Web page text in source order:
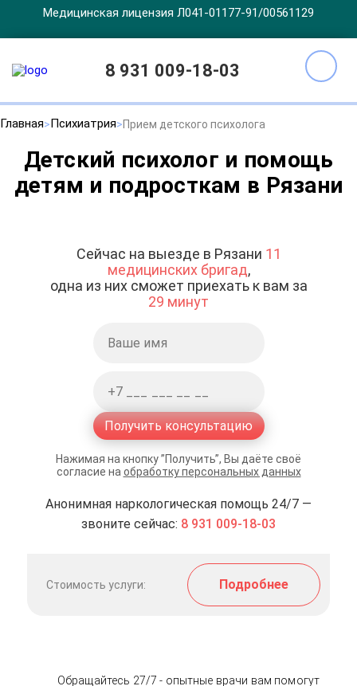
Медицинская лицензия Л041-01177-91/00561129
8 931 009-18-03
Главная Психиатрия Прием детского психолога
Детский психолог и помощь
детям и подросткам в Рязани
Сейчас на выезде в Рязани 11
медицинских бригад,
одна из них сможет приехать к вам за
29 минут
Получить консультацию
Нажимая на кнопку ”Получить”, Вы даёте своё
согласие на обработку персональных данных
Анонимная наркологическая помощь 24/7 —
звоните сейчас: 8 931 009-18-03
Стоимость услуги: Подробнее
Обращайтесь 27/7 - опытные врачи вам помогут